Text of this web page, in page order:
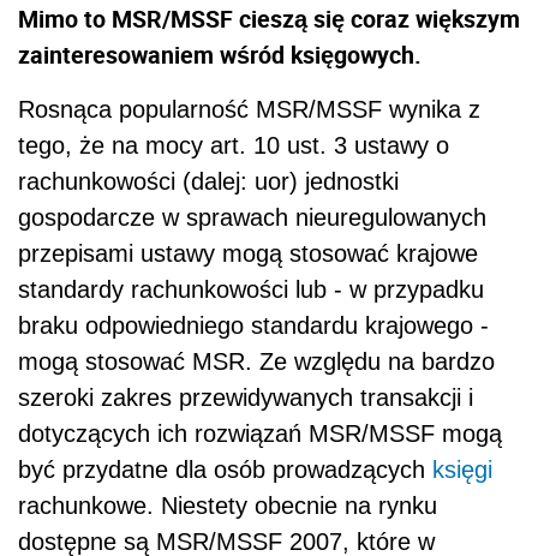
Mimo to MSR/MSSF cieszą się coraz większym
zainteresowaniem wśród księgowych.
Rosnąca popularność MSR/MSSF wynika z
tego, że na mocy art. 10 ust. 3 ustawy o
rachunkowości (dalej: uor) jednostki
gospodarcze w sprawach nieuregulowanych
przepisami ustawy mogą stosować krajowe
standardy rachunkowości lub - w przypadku
braku odpowiedniego standardu krajowego -
mogą stosować MSR. Ze względu na bardzo
szeroki zakres przewidywanych transakcji i
dotyczących ich rozwiązań MSR/MSSF mogą
być przydatne dla osób prowadzących księgi
rachunkowe. Niestety obecnie na rynku
dostępne są MSR/MSSF 2007, które w